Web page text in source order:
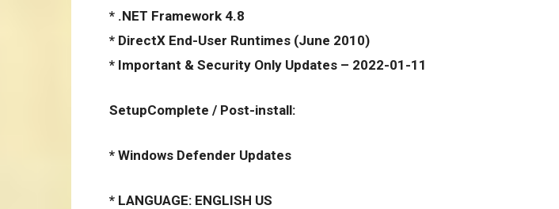
* .NET Framework 4.8
* DirectX End-User Runtimes (June 2010)
* Important & Security Only Updates – 2022-01-11
SetupComplete / Post-install:
* Windows Defender Updates
* LANGUAGE: ENGLISH US